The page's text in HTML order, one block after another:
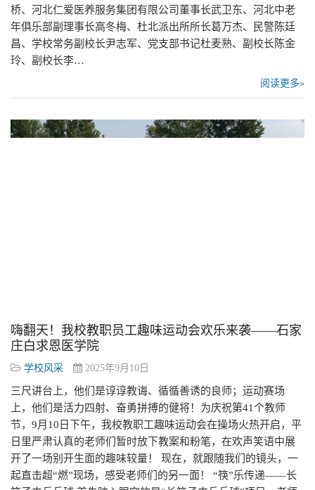
桥、河北仁爱医养服务集团有限公司董事长武卫东、河北中老
年俱乐部副理事长高冬梅、杜北派出所所长葛万杰、民警陈廷
昌、学校常务副校长尹志军、党支部书记杜麦熟、副校长陈金
玲、副校长李…
阅读更多»
嗨翻天！我校教职员工趣味运动会欢乐来袭——石家
庄白求恩医学院
学校风采 2025年9月10日
三尺讲台上，他们是谆谆教诲、循循善诱的良师；运动赛场
上，他们是活力四射、奋勇拼搏的健将！为庆祝第41个教师
节，9月10日下午，我校教职工趣味运动会在操场火热开启，平
日里严肃认真的老师们暂时放下教案和粉笔，在欢声笑语中展
开了一场别开生面的趣味较量！ 现在，就跟随我们的镜头，一
起直击超“燃”现场，感受老师们的另一面！ “筷”乐传递——长